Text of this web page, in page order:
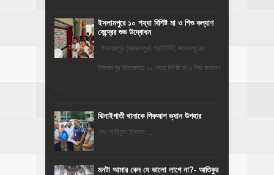
ইসলামপুরে ১০ শয্যা বিশিষ্ট মা ও শিশু কল্যাণ
কেন্দ্রের শুভ উদ্বোধন
ইসলামপুর (জামালপুর) প্রতিনিধি: জামালপুরের
ইসলামপুর উপজেলায় ১০ শয্যা বিশিষ্ট মা ও শিশু কল্যাণ
...
ঝিনাইগাতী থানাকে পিকআপ ভ্যান উপহার
মোঃ আরিফুল ইসলাম ...
মনটা আমার কেন যে ভালো লাগে না?- আতিকুর